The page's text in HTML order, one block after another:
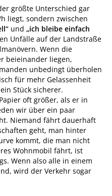
größte Unterschied gar
liegt, sondern zwischen
und „ich bleibe einfach
Unfälle auf der Landstraße
Wenn die
beieinander liegen,
unbedingt überholen
für mehr Gelassenheit
Stück sicherer.
oft größer, als er in
wir über ein paar
Niemand fährt dauerhaft
geht, man hinter
kommt, die man nicht
Wohnmobil fährt, ist
Wenn also alle in einem
wird der Verkehr sogar